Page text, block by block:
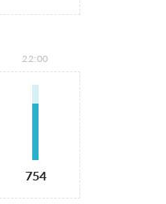
22:00
754